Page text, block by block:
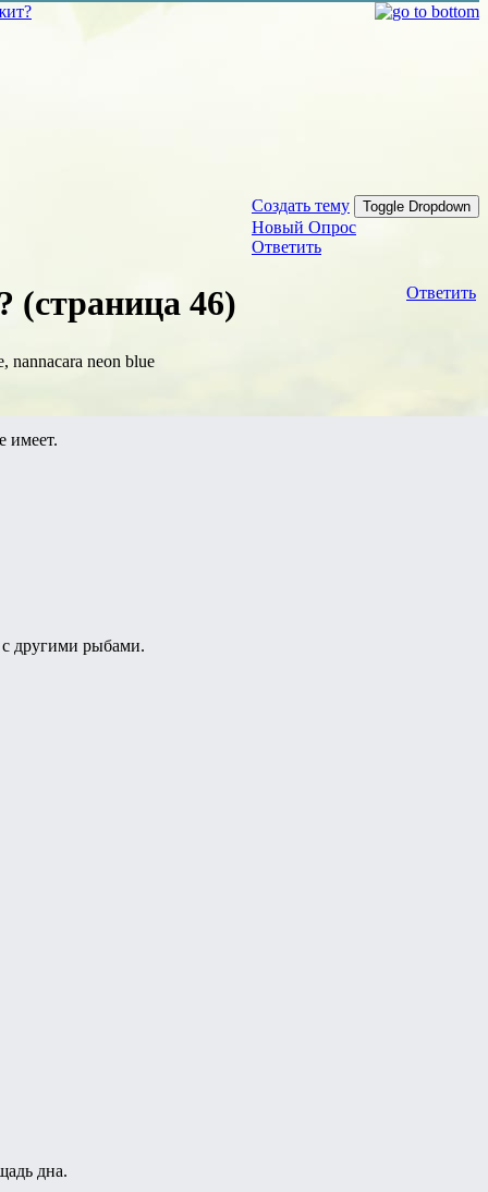
Создать тему Toggle Dropdown
Новый Опрос
Ответить
Ответить
(страница 46)
nannacara neon blue
имеет.
другими рыбами.
дна.